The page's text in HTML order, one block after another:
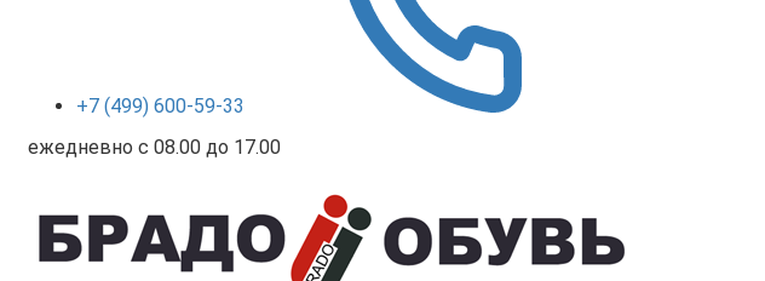
+7 (499) 600-59-33
ежедневно с 08.00 до 17.00